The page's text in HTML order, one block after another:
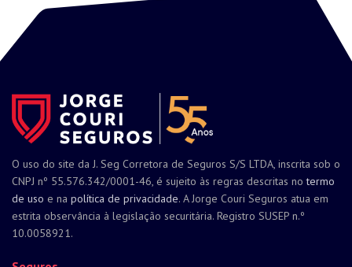
O uso do site da J. Seg Corretora de Seguros S/S LTDA, inscrita sob o
CNPJ nº 55.576.342/0001-46, é sujeito às regras descritas notermo
de uso e na política de privacidade. A Jorge Couri Seguros atua em
estrita observância à legislação securitária. Registro SUSEP n.º
10.0058921.